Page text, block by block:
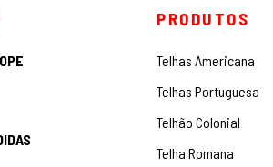
PRODUTOS
Telhas Americana
Telhas Portuguesa
Telhão Colonial
Telha Romana